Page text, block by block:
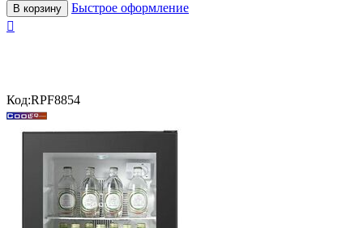
В корзину
Быстрое оформление

Код:RPF8854